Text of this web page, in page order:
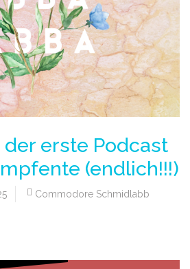
erste Podcast
(endlich!!!)
Commodore Schmidlabb